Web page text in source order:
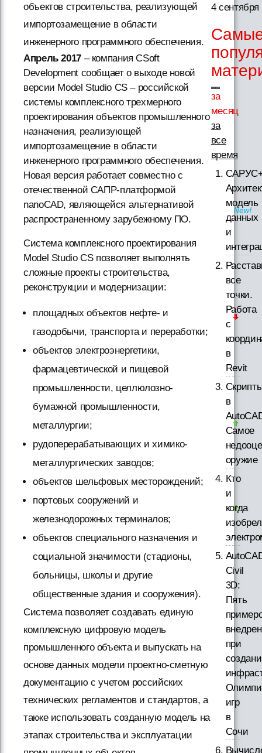
объектов строительства, реализующей
импортозамещение в области
инженерного программного обеспечения.
Апрель 2017– компания CSoft
Development сообщает о выходе новой
версии Model Studio CS – российской
системы комплексного трехмерного
проектирования объектов промышленного
назначения, реализующей
импортозамещение в области
инженерного программного обеспечения.
Новая версия работает совместно с
отечественной САПР-платформой
nanoCAD, являющейся альтернативой
распространенному зарубежному ПО.
Система комплексного проектирования
Model Studio CS позволяет выполнять
сложные проекты строительства,
реконструкции и модернизации:
площадных объектов нефте- и
газодобычи, транспорта и переработки;
объектов электроэнергетики,
фармацевтической и пищевой
промышленности, целлюлозно-
бумажной промышленности,
металлургии;
рудоперерабатывающих и химико-
металлургических заводов;
объектов шельфовых месторождений;
портовых сооружений и
железнодорожных терминалов;
объектов специального назначения и
социальной значимости (стадионы,
больницы, школы и другие
общественные здания и сооружения).
Система позволяет создавать единую
комплексную цифровую модель
промышленного объекта и выпускать на
основе данных модели проектно-сметную
документацию с учетом российских
технических регламентов и стандартов, а
также использовать созданную модель на
этапах строительства и эксплуатации
4 сентября
за
месяц
за
все
время
модель
данных
и
все
точки.
Работа
с
в
Revit
в
Самое
оружие
Кто
и
когда
изобрел
Civil
3D:
Пять
при
игр
в
Сочи